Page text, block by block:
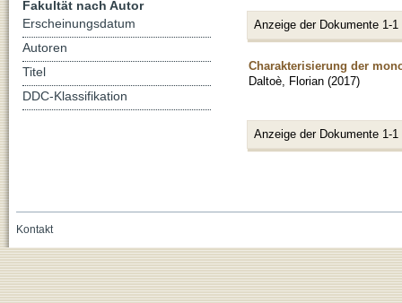
Anzeige der Dokumente 1-1
Charakterisierung der
Daltoè, Florian (2017)
Anzeige der Dokumente 1-1
Fakultät nach Autor
Erscheinungsdatum
Autoren
Titel
DDC-Klassifikation
Kontakt